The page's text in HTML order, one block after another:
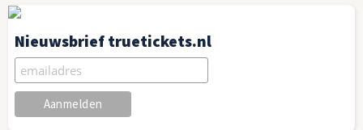
Nieuwsbrief truetickets.nl